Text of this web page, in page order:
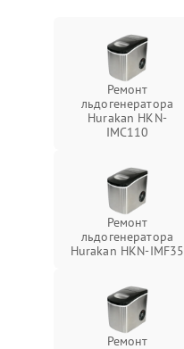
Ремонт
льдогенератора
Hurakan HKN-
IMC110
Ремонт
льдогенератора
Hurakan HKN-IMF35
Ремонт